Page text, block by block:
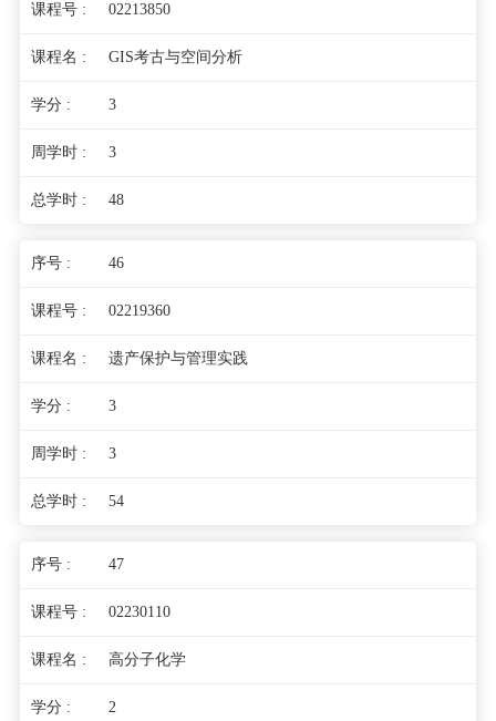
02213850
GIS考古与空间分析
3
3
48
46
02219360
遗产保护与管理实践
3
3
54
47
02230110
高分子化学
2